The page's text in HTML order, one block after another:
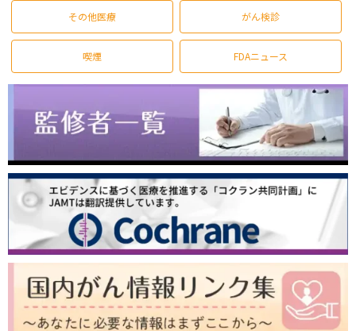
その他医療 がん検診
喫煙 FDAニュース